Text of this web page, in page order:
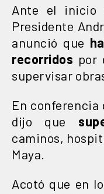
Ante el inicio
Presidente
anunció que
recorridos por
supervisar
En conferencia
dijo que
caminos,
Maya.
Acotó que en